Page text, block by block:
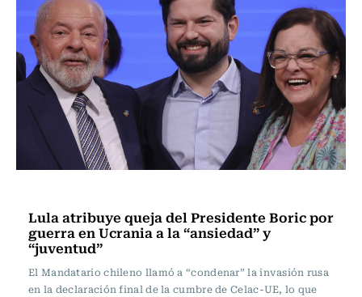
Lula atribuye queja del Presidente Boric por
guerra en Ucrania a la “ansiedad” y
“juventud”
El Mandatario chileno llamó a “condenar” la invasión rusa
en la declaración final de la cumbre de Celac-UE, lo que